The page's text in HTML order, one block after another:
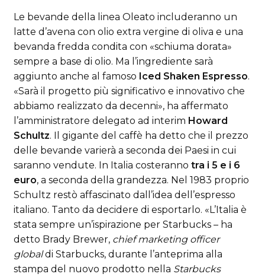
Le bevande della linea Oleato includeranno un
latte d’avena con olio extra vergine di oliva e una
bevanda fredda condita con «schiuma dorata»
sempre a base di olio. Ma l’ingrediente sarà
aggiunto anche al famoso Iced Shaken Espresso.
«Sarà il progetto più significativo e innovativo che
abbiamo realizzato da decenni», ha affermato
l’amministratore delegato ad interim Howard
Schultz. Il gigante del caffè ha detto che il prezzo
delle bevande varierà a seconda dei Paesi in cui
saranno vendute. In Italia costeranno tra i 5 e i 6
euro, a seconda della grandezza. Nel 1983 proprio
Schultz restò affascinato dall’idea dell’espresso
italiano. Tanto da decidere di esportarlo. «L’Italia è
stata sempre un’ispirazione per Starbucks – ha
detto Brady Brewer, chief marketing officer
globaldi Starbucks, durante l’anteprima alla
stampa del nuovo prodotto nella Starbucks